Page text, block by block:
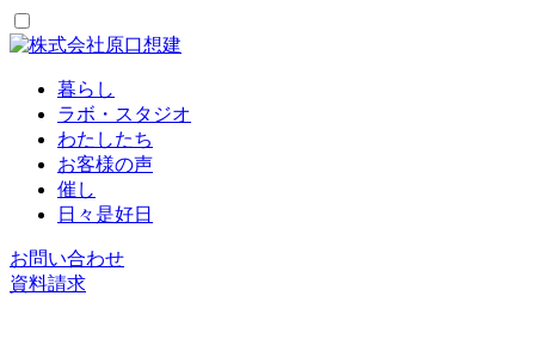
暮らし
ラボ・スタジオ
わたしたち
お客様の声
催し
日々是好日
お問い合わせ
資料請求